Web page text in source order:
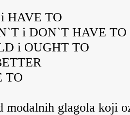
HAVE TO
i DON`T HAVE TO
i OUGHT TO
TO
modalnih glagola koji